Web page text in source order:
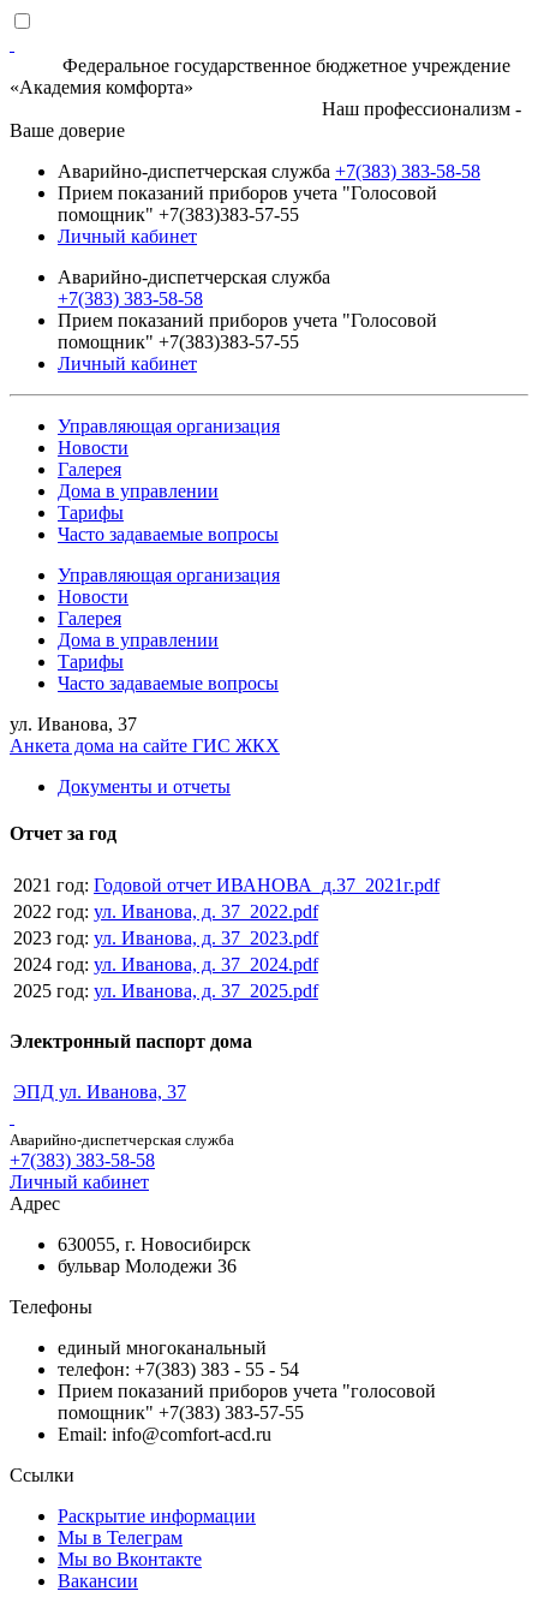
Федеральное государственное бюджетное учреждение
«Академия комфорта»
Наш профессионализм -
Ваше доверие
Аварийно-диспетчерская служба +7(383) 383-58-58
Прием показаний приборов учета "Голосовой
помощник" +7(383)383-57-55
Личный кабинет
Аварийно-диспетчерская служба
+7(383) 383-58-58
Прием показаний приборов учета "Голосовой
помощник" +7(383)383-57-55
Личный кабинет
Управляющая организация
Новости
Галерея
Дома в управлении
Тарифы
Часто задаваемые вопросы
Управляющая организация
Новости
Галерея
Дома в управлении
Тарифы
Часто задаваемые вопросы
ул. Иванова, 37
Анкета дома на сайте ГИС ЖКХ
Документы и отчеты
Отчет за год
2021 год: Годовой отчет ИВАНОВА_д.37_2021г.pdf
2022 год: ул. Иванова, д. 37_2022.pdf
2023 год: ул. Иванова, д. 37_2023.pdf
2024 год: ул. Иванова, д. 37_2024.pdf
2025 год: ул. Иванова, д. 37_2025.pdf
Электронный паспорт дома
ЭПД ул. Иванова, 37
Аварийно-диспетчерская служба
+7(383) 383-58-58
Личный кабинет
Адрес
630055, г. Новосибирск
бульвар Молодежи 36
Телефоны
единый многоканальный
телефон: +7(383) 383 - 55 - 54
Прием показаний приборов учета "голосовой
помощник" +7(383) 383-57-55
Email: info@comfort-acd.ru
Ссылки
Раскрытие информации
Мы в Телеграм
Мы во Вконтакте
Вакансии